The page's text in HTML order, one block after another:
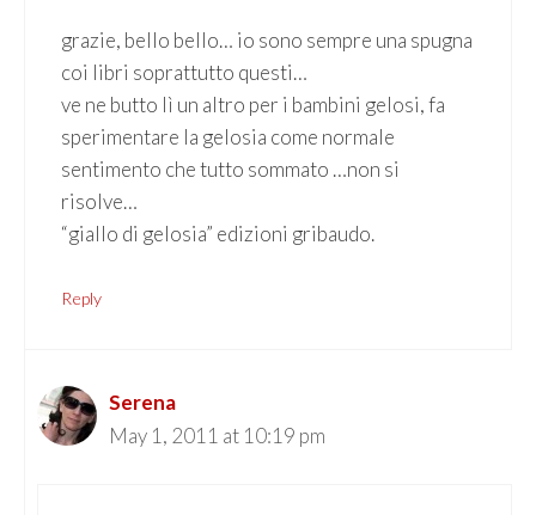
grazie, bello bello… io sono sempre una spugna
coi libri soprattutto questi…
ve ne butto lì un altro per i bambini gelosi, fa
sperimentare la gelosia come normale
sentimento che tutto sommato …non si
risolve…
“giallo di gelosia” edizioni gribaudo.
Reply
Serena
May 1, 2011 at 10:19 pm